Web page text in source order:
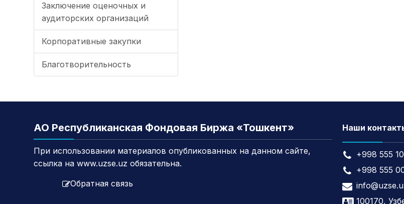
Заключение оценочных и
аудиторских организаций
Корпоративные закупки
Благотворительность
АО Республиканская Фондовая Биржа «Тошкент»
При использовании материалов опубликованных на данном сайте,
ссылка на www.uzse.uz обязательна.
Обратная связь
Наши
+998 555
+998 555
100170,